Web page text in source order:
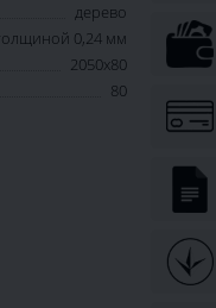
дерево
0,24 мм
2050х80
80